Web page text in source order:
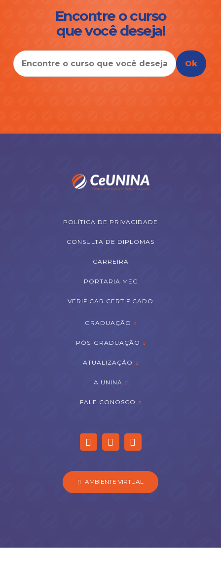
Encontre o curso
que você deseja!
Ok
POLÍTICA DE PRIVACIDADE
CONSULTA DE DIPLOMAS
CARREIRA
PORTARIA MEC
VERIFICAR CERTIFICADO
GRADUAÇÃO
PÓS-GRADUAÇÃO
ATUALIZAÇÃO
A UNINA
FALE CONOSCO
AMBIENTE VIRTUAL